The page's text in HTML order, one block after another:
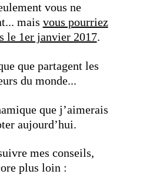
vous ne
mais vous pourriez
le 1er janvier 2017.
que partagent les
du monde...
que j’aimerais
aujourd’hui.
mes conseils,
plus loin :